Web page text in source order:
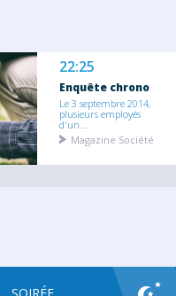
22:25
Enquête chrono
Le 3 septembre 2014,
plusieurs employés
d'un...
Magazine Société